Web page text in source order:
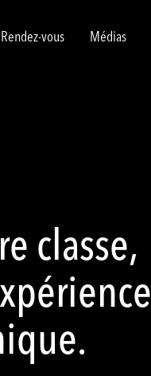
Rendez-vous Médias
classe,